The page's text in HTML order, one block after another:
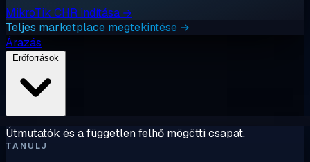
MikroTik CHR indítása →
Teljes marketplace megtekintése →
Árazás
Útmutatók és a független felhő mögötti csapat.
TANULJ